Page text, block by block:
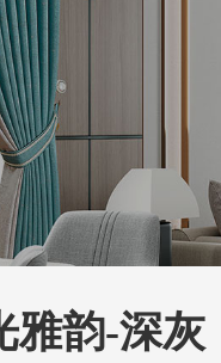
雅韵-深灰